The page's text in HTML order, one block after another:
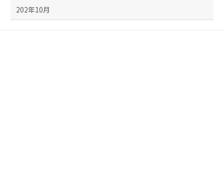
202年10月